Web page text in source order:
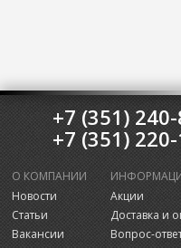
+7 (351)
+7 (351)
О КОМПАНИИ
Новости
Статьи
Вакансии
Акции
Доставка и
Вопрос-